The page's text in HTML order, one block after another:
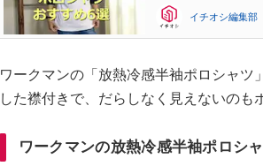
イチオシ編集部
ワークマンの「放熱冷感半袖ポロシャツ
した襟付きで、だらしなく見えないのも
ワークマンの放熱冷感半袖ポロシ